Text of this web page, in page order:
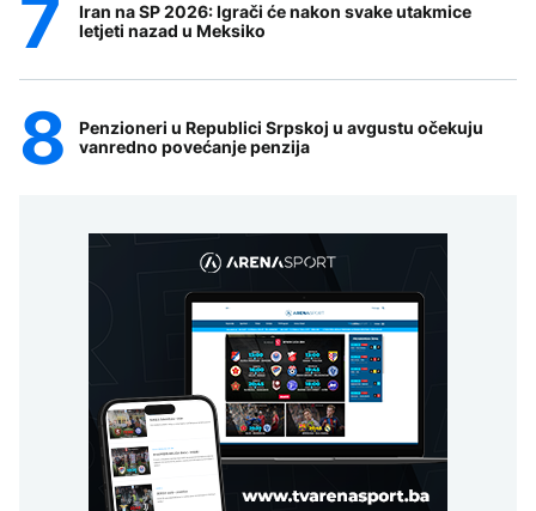
Iran na SP 2026: Igrači će nakon svake utakmice
letjeti nazad u Meksiko
Penzioneri u Republici Srpskoj u avgustu očekuju
vanredno povećanje penzija